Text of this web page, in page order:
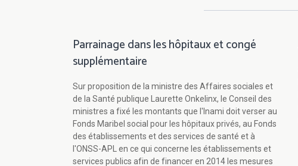
Parrainage dans les hôpitaux et congé
supplémentaire
Sur proposition de la ministre des Affaires sociales et
de la Santé publique Laurette Onkelinx, le Conseil des
ministres a fixé les montants que l'Inami doit verser au
Fonds Maribel social pour les hôpitaux privés, au Fonds
des établissements et des services de santé et à
l'ONSS-APL en ce qui concerne les établissements et
services publics afin de financer en 2014 les mesures